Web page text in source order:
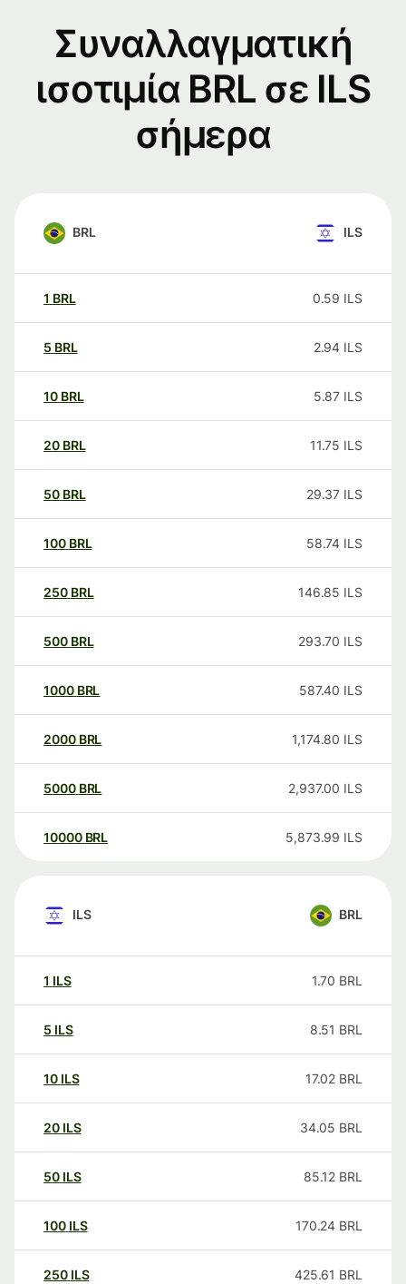
Συναλλαγματική
ισοτιμία BRL σε ILS
σήμερα
BRL ILS
1 BRL 0.59 ILS
5 BRL 2.94 ILS
10 BRL 5.87 ILS
20 BRL 11.75 ILS
50 BRL 29.37 ILS
100 BRL 58.74 ILS
250 BRL 146.85 ILS
500 BRL 293.70 ILS
1000 BRL 587.40 ILS
2000 BRL 1,174.80 ILS
5000 BRL 2,937.00 ILS
10000 BRL 5,873.99 ILS
ILS BRL
1 ILS 1.70 BRL
5 ILS 8.51 BRL
10 ILS 17.02 BRL
20 ILS 34.05 BRL
50 ILS 85.12 BRL
100 ILS 170.24 BRL
250 ILS 425.61 BRL